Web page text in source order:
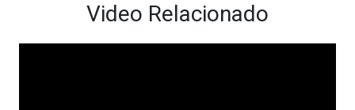
Video Relacionado